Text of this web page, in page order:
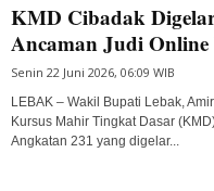
KMD Cibadak
Ancaman Judi Online
Senin 22 Juni 2026, 06:09 WIB
LEBAK – Wakil Bupati Lebak,
Kursus Mahir Tingkat Dasar
Angkatan 231 yang digelar...